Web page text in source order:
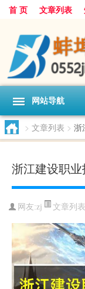
首 页 文章列表
网站导航
> 文章列表 > 浙
浙江建设职
网友:zj 文章列表